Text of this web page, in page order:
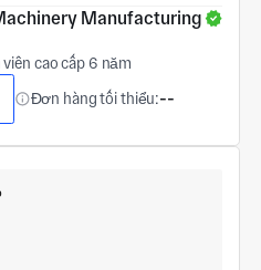
Manufacturing
cao cấp 6 năm
Đơn hàng tối thiểu:--